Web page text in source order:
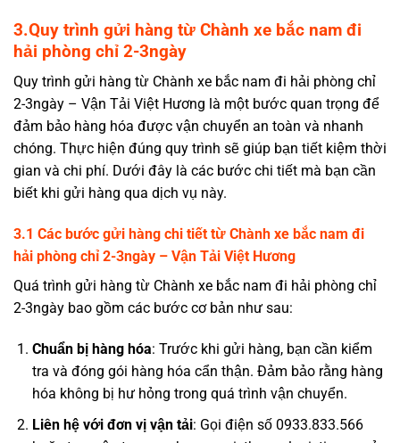
3.Quy trình gửi hàng từ Chành xe bắc nam đi
hải phòng chỉ 2-3ngày
Quy trình gửi hàng từ Chành xe bắc nam đi hải phòng chỉ
2-3ngày – Vận Tải Việt Hương là một bước quan trọng để
đảm bảo hàng hóa được vận chuyển an toàn và nhanh
chóng. Thực hiện đúng quy trình sẽ giúp bạn tiết kiệm thời
gian và chi phí. Dưới đây là các bước chi tiết mà bạn cần
biết khi gửi hàng qua dịch vụ này.
3.1 Các bước gửi hàng chi tiết từ Chành xe bắc nam đi
hải phòng chỉ 2-3ngày – Vận Tải Việt Hương
Quá trình gửi hàng từ Chành xe bắc nam đi hải phòng chỉ
2-3ngày bao gồm các bước cơ bản như sau:
Chuẩn bị hàng hóa: Trước khi gửi hàng, bạn cần kiểm
tra và đóng gói hàng hóa cẩn thận. Đảm bảo rằng hàng
hóa không bị hư hỏng trong quá trình vận chuyển.
Liên hệ với đơn vị vận tải: Gọi điện số 0933.833.566